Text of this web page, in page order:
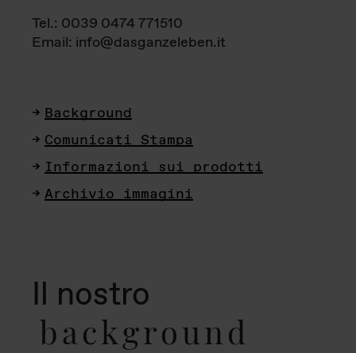
Tel.: 0039 0474 771510
Email: info@dasganzeleben.it
Background
Comunicati Stampa
Informazioni sui prodotti
Archivio immagini
Il nostro
background